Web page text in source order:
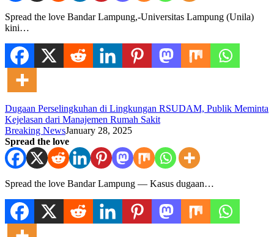
Spread the love Bandar Lampung,-Universitas Lampung (Unila)
kini…
Dugaan Perselingkuhan di Lingkungan RSUDAM, Publik Meminta
Kejelasan dari Manajemen Rumah Sakit
Breaking NewsJanuary 28, 2025
Spread the love
Spread the love Bandar Lampung — Kasus dugaan…